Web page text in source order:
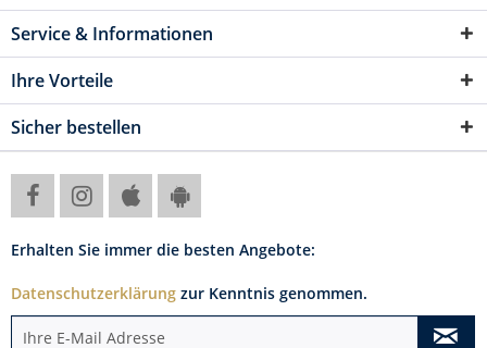
Service & Informationen
Ihre Vorteile
Sicher bestellen
Erhalten Sie immer die besten Angebote:
Datenschutzerklärung zur Kenntnis genommen.